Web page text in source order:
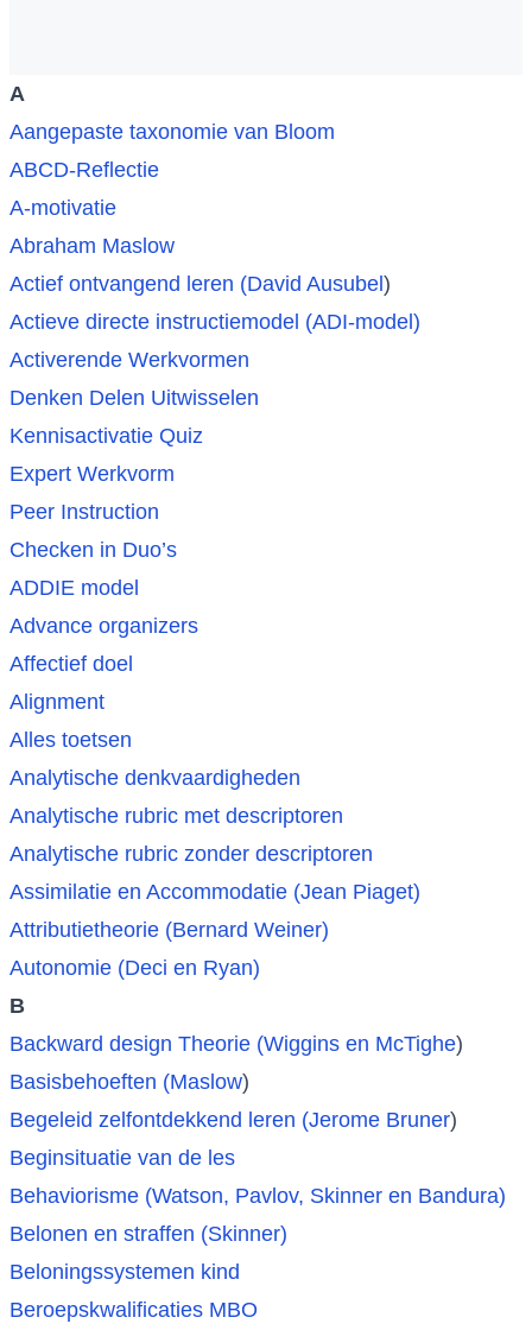
A
Aangepaste taxonomie van Bloom
ABCD-Reflectie
A-motivatie
Abraham Maslow
Actief ontvangend leren (David Ausubel )
Actieve directe instructiemodel (ADI-model)
Activerende Werkvormen
Denken Delen Uitwisselen
Kennisactivatie Quiz
Expert Werkvorm
Peer Instruction
Checken in Duo’s
ADDIE model
Advance organizers
Affectief doel
Alignment
Alles toetsen
Analytische denkvaardigheden
Analytische rubric met descriptoren
Analytische rubric zonder descriptoren
Assimilatie en Accommodatie (Jean Piaget)
Attributietheorie (Bernard Weiner)
Autonomie (Deci en Ryan)
B
Backward design Theorie (Wiggins en McTighe)
Basisbehoeften (Maslow)
Begeleid zelfontdekkend leren (Jerome Bruner)
Beginsituatie van de les
Behaviorisme (Watson, Pavlov, Skinner en Bandura)
Belonen en straffen (Skinner)
Beloningssystemen kind
Beroepskwalificaties MBO